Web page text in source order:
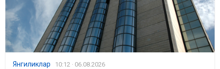
Янгиликлар 10:12 · 06.08.2026